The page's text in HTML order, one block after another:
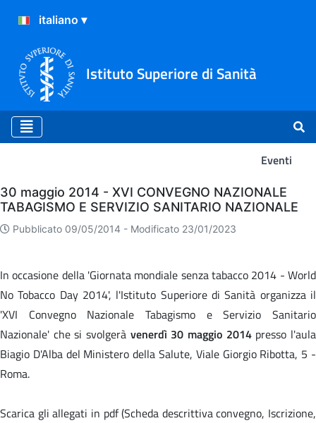
Istituto Superiore di Sanità
Eventi
Eventi
30 maggio 2014 - XVI CONVEGNO NAZIONALE
TABAGISMO E SERVIZIO SANITARIO NAZIONALE
Pubblicato 09/05/2014 - Modificato 23/01/2023
In occasione della 'Giornata mondiale senza tabacco 2014 - World
No Tobacco Day 2014', l'Istituto Superiore di Sanità organizza il
'XVI Convegno Nazionale Tabagismo e Servizio Sanitario
Nazionale' che si svolgerà venerdì 30 maggio 2014presso l'aula
Biagio D'Alba del Ministero della Salute, Viale Giorgio Ribotta, 5 -
Roma.
Scarica gli allegati in pdf (Scheda descrittiva convegno, Iscrizione,